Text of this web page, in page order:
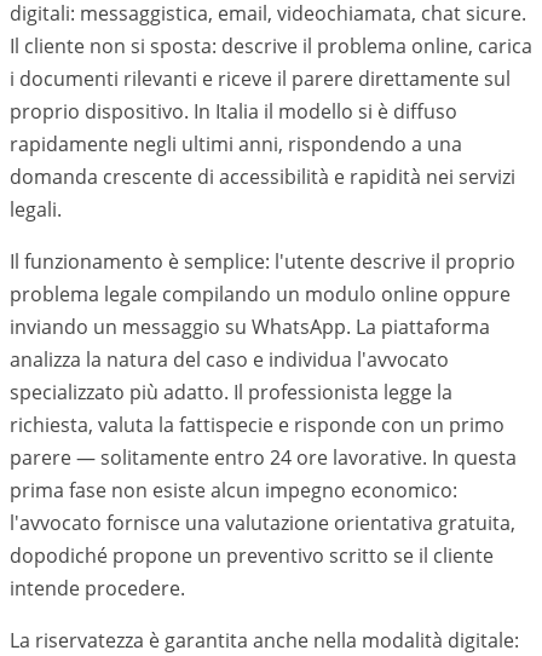
digitali: messaggistica, email, videochiamata, chat sicure.
Il cliente non si sposta: descrive il problema online, carica
i documenti rilevanti e riceve il parere direttamente sul
proprio dispositivo. In Italia il modello si è diffuso
rapidamente negli ultimi anni, rispondendo a una
domanda crescente di accessibilità e rapidità nei servizi
legali.
Il funzionamento è semplice: l'utente descrive il proprio
problema legale compilando un modulo online oppure
inviando un messaggio su WhatsApp. La piattaforma
analizza la natura del caso e individua l'avvocato
specializzato più adatto. Il professionista legge la
richiesta, valuta la fattispecie e risponde con un primo
parere — solitamente entro 24 ore lavorative. In questa
prima fase non esiste alcun impegno economico:
l'avvocato fornisce una valutazione orientativa gratuita,
dopodiché propone un preventivo scritto se il cliente
intende procedere.
La riservatezza è garantita anche nella modalità digitale: